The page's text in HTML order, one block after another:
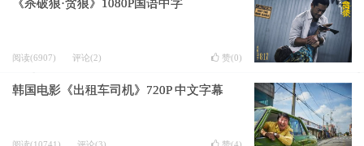
《杀破狼·贪狼》1080P国语中字
阅读(6907) 评论(2) 赞(0)
韩国电影《出租车司机》720P 中文字幕